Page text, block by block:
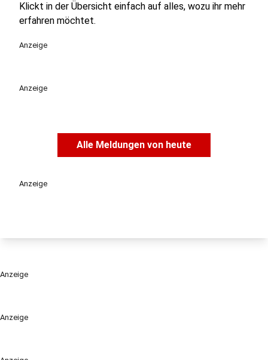
Anzeige
Klickt in der Übersicht einfach auf alles, wozu ihr mehr
erfahren möchtet.
Anzeige
Anzeige
Alle Meldungen von heute
Anzeige
Anzeige